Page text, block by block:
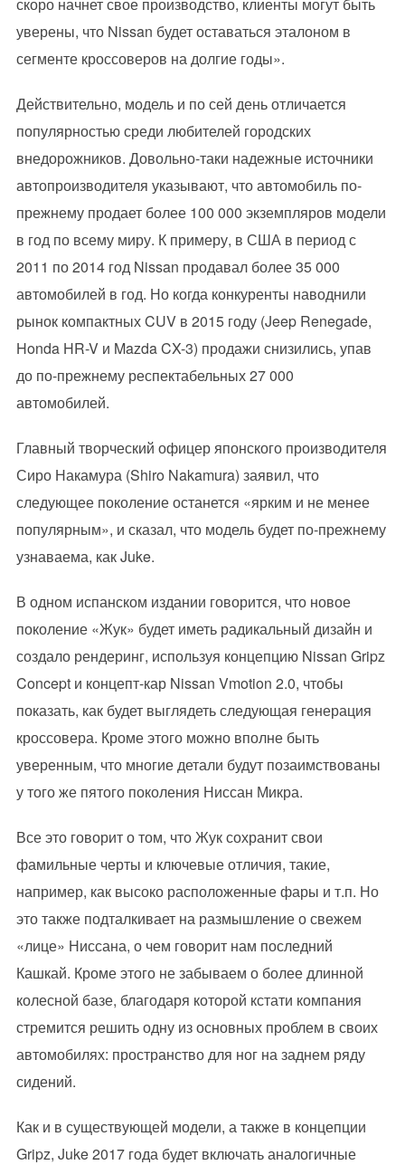
уверены, что Nissan будет оставаться эталоном в
сегменте кроссоверов на долгие годы».
Действительно, модель и по сей день отличается
популярностью среди любителей городских
внедорожников. Довольно-таки надежные источники
автопроизводителя указывают, что автомобиль по-
прежнему продает более 100 000 экземпляров модели
в год по всему миру. К примеру, в США в период с
2011 по 2014 год Nissan продавал более 35 000
автомобилей в год. Но когда конкуренты наводнили
рынок компактных CUV в 2015 году (Jeep Renegade,
Honda HR-V и Mazda CX-3) продажи снизились, упав
до по-прежнему респектабельных 27 000
автомобилей.
Главный творческий офицер японского производителя
Сиро Накамура (Shiro Nakamura) заявил, что
следующее поколение останется «ярким и не менее
популярным», и сказал, что модель будет по-прежнему
узнаваема, как Juke.
В одном испанском издании говорится, что новое
поколение «Жук» будет иметь радикальный дизайн и
создало рендеринг, используя концепцию Nissan Gripz
Concept и концепт-кар Nissan Vmotion 2.0, чтобы
показать, как будет выглядеть следующая генерация
кроссовера. Кроме этого можно вполне быть
уверенным, что многие детали будут позаимствованы
у того же пятого поколения Ниссан Микра.
Все это говорит о том, что Жук сохранит свои
фамильные черты и ключевые отличия, такие,
например, как высоко расположенные фары и т.п. Но
это также подталкивает на размышление о свежем
«лице» Ниссана, о чем говорит нам последний
Кашкай. Кроме этого не забываем о более длинной
колесной базе, благодаря которой кстати компания
стремится решить одну из основных проблем в своих
автомобилях: пространство для ног на заднем ряду
сидений.
Как и в существующей модели, а также в концепции
Gripz, Juke 2017 года будет включать аналогичные